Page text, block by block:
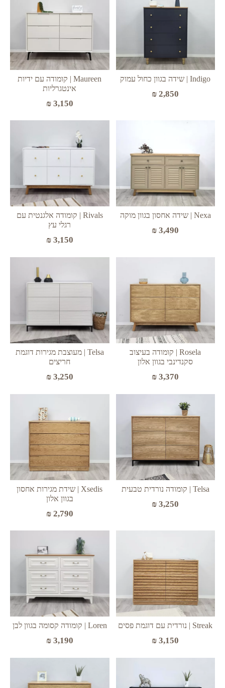
Indigo | שידה בגוון כחול עמוק
₪ 2,850
Maureen | קומודה עם ידיות
אינטגרליות
₪3,150
Nexa | שידה אחסון בגוון מוקה
₪ 3,490
Rivals | קומודה אלגנטית עם
רגלי עץ
₪3,150
Rosela | קומודה בעיצוב
סקנדינבי בגוון אלון
₪ 3,370
Telsa | מעוצבת מגירות דוגמת
חריצים
₪3,250
Telsa | קומודה נורדית טבעית
₪ 3,250
Xsedis | שידת מגירות אחסון
בגוון אלון
₪2,790
Streak | נורדית עם דוגמת פסים
₪ 3,150
Loren | קומודה קסומה בגוון לבן
₪3,190